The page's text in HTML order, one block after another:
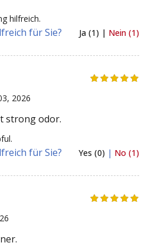
hilfreich.
für Sie? Ja (1) | Nein (1)
2026
strong odor.
für Sie? Yes (0) | No (1)